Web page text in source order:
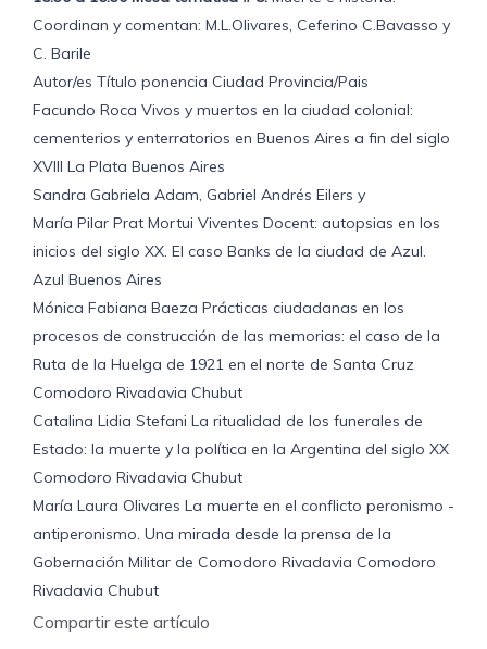
Coordinan y comentan: M.L.Olivares, Ceferino C.Bavasso y
C. Barile
Autor/es Título ponencia Ciudad Provincia/Pais
Facundo Roca Vivos y muertos en la ciudad colonial:
cementerios y enterratorios en Buenos Aires a fin del siglo
XVIII La Plata Buenos Aires
Sandra Gabriela Adam, Gabriel Andrés Eilers y
María Pilar Prat Mortui Viventes Docent: autopsias en los
inicios del siglo XX. El caso Banks de la ciudad de Azul.
Azul Buenos Aires
Mónica Fabiana Baeza Prácticas ciudadanas en los
procesos de construcción de las memorias: el caso de la
Ruta de la Huelga de 1921 en el norte de Santa Cruz
Comodoro Rivadavia Chubut
Catalina Lidia Stefani La ritualidad de los funerales de
Estado: la muerte y la política en la Argentina del siglo XX
Comodoro Rivadavia Chubut
María Laura Olivares La muerte en el conflicto peronismo -
antiperonismo. Una mirada desde la prensa de la
Gobernación Militar de Comodoro Rivadavia Comodoro
Rivadavia Chubut
Compartir este artículo